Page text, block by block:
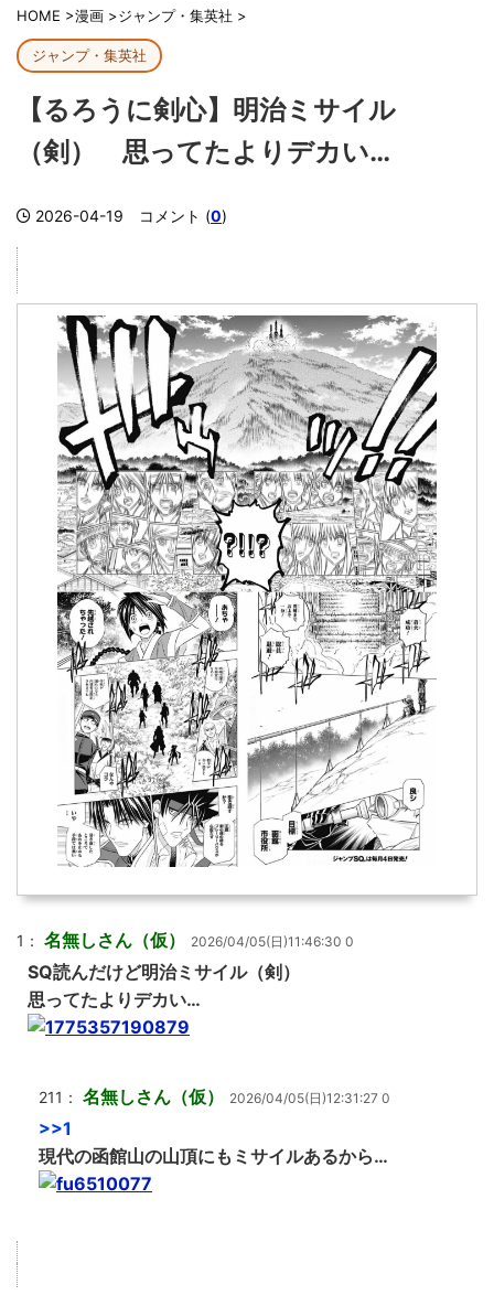
HOME >漫画 >ジャンプ・集英社 >
ジャンプ・集英社
【るろうに剣心】明治ミサイル
（剣） 思ってたよりデカい…
2026-04-19 コメント (0)
1： 名無しさん（仮） 2026/04/05(日)11:46:30 0
SQ読んだけど明治ミサイル（剣）
思ってたよりデカい…
211： 名無しさん（仮） 2026/04/05(日)12:31:27 0
>>1
現代の函館山の山頂にもミサイルあるから…